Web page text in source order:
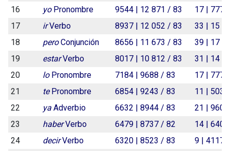
16
yo Pronombre 9544 | 12 871 / 83
17 |
17
irVerbo 8937 | 12 052 / 83
33 | 15
18
peroConjunción 8656 | 11 673 / 83
39 | 17
19
estarVerbo 8017 | 10 812 / 83
31 | 14
20
lo Pronombre 7184 | 9688 / 83
17 |
21
tePronombre 6854 | 9243 / 83
11 |
22
ya Adverbio 6632 | 8944 / 83
21 |
23
haberVerbo 6479 | 8737 / 82
14 |
24
decirVerbo 6320 | 8523 / 83
9 | 4117